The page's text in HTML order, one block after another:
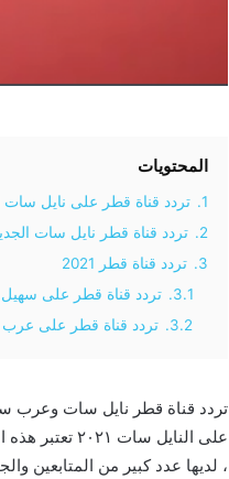
المحتويات
1.
تردد قناة قطر على نايل سات 2021
2.
تردد قناة قطر نايل سات الجديد
3.
تردد قناة قطر 2021
3.1.
تردد قناة قطر على
3.2.
تردد قناة قطر على عرب
على النايل
، لديها عدد كبير من المتابعين